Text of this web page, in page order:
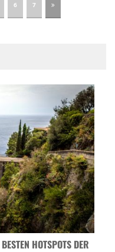
6 7
HOTSPOTS DER A